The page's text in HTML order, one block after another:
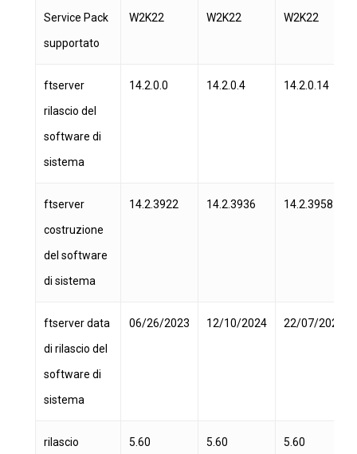
Service Pack
supportato
W2K22
W2K22
W2K22
ftserver
rilascio del
software di
sistema
14.2.0.0 14.2.0.4 14.2.0.14
ftserver
costruzione
del software
di sistema
14.2.3922 14.2.3936 14.2.3958
ftserver data
di rilascio del
software di
sistema
06/26/2023 12/10/2024 22/07/2026
rilascio
5.60 5.60 5.60